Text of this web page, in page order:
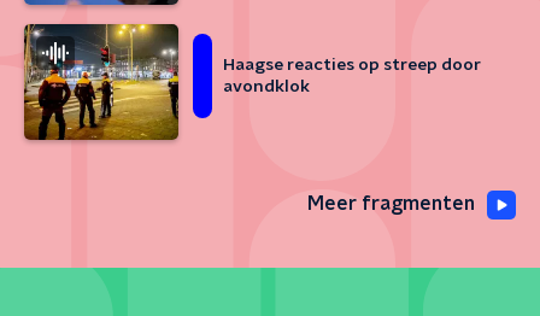
Haagse reacties op streep door
avondklok
Meer fragmenten